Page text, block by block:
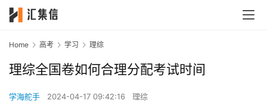
Home 高考 学习 理综
理综全国卷如何合理分配考试时间
学海舵手 2024-04-17 09:42:16 理综